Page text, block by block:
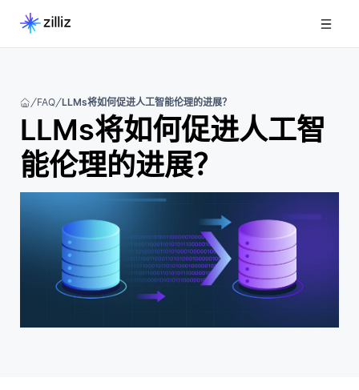
FAQ LLMs将如何促进人工智能伦理的进展？
LLMs将如何促进人工智
能伦理的进展？